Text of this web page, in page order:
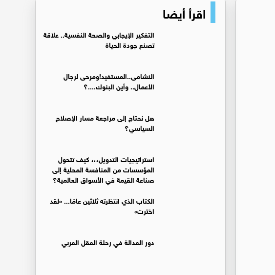
اقرأ أيضا
التفكير الإيجابي والصحة النفسية.. علاقة
تصنع جودة الحياة
النشامى..المستفيد!ومرحى لرجال
الأعمال.. وأين البنوك....؟
هل نحتاج إلى مراجعة مسار الإصلاح
السياسي؟
استراتيجيات التدويل،،، كيف تتحول
المؤسسات من المنافسة المحلية إلى
صناعة القيمة في الأسواق العالمية؟
الكتاب الذي انتظرته ثلاثين عامًا... «لقد
اخترت»
دور العدالة في رحلة العقل العربي